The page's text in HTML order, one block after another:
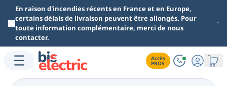
Aller au contenu principal
En raison d'incendies récents en France et en Europe,
certains délais de livraison peuvent être allongés. Pour
toute information complémentaire, merci de nous
contacter.
Accès
PROS